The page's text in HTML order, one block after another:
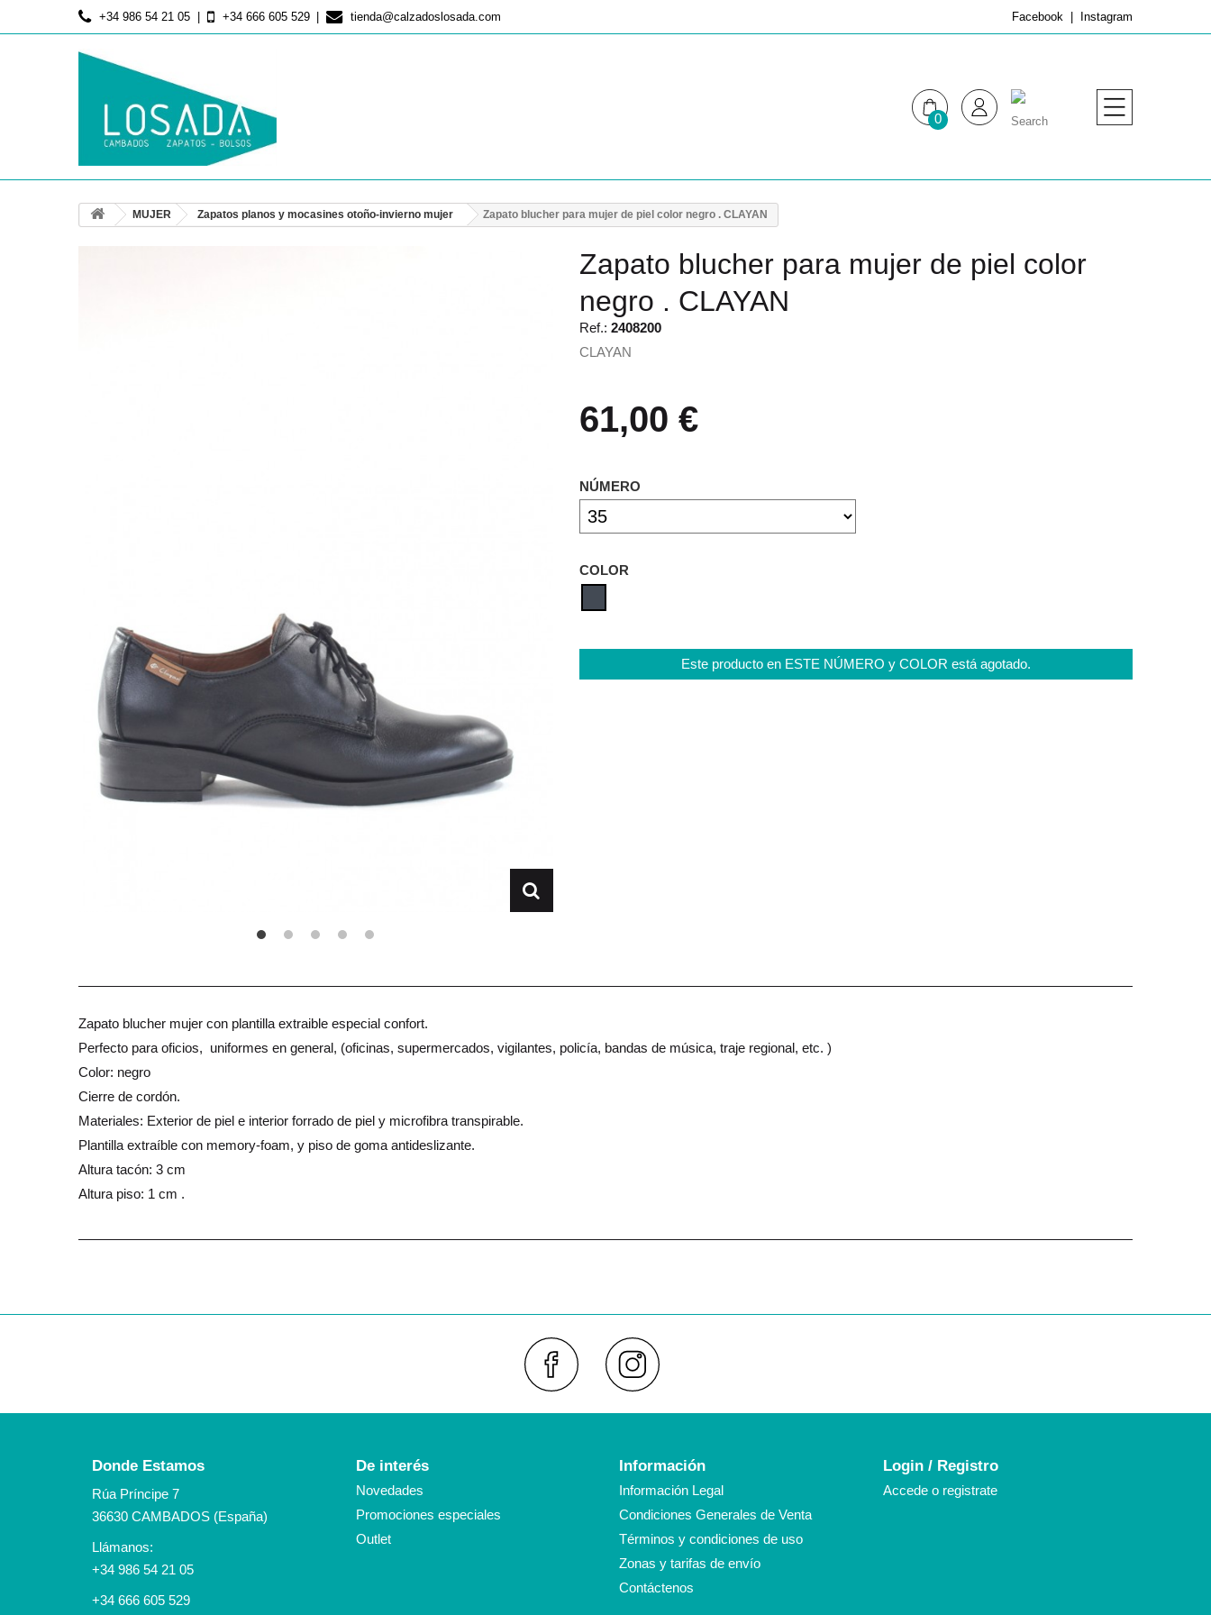
+34 986 54 21 05 +34 666 605 529 tienda@calzadoslosada.com Facebook Instagram
0
MUJER Zapatos planos y mocasines otoño-invierno mujer Zapato blucher para mujer de piel color negro . CLAYAN
Zapato blucher para mujer de piel color
negro . CLAYAN
Ref.: 2408200
CLAYAN
61,00 €
NÚMERO
COLOR
Este producto en ESTE NÚMERO y COLOR está agotado.
Zapato blucher mujer con plantilla extraible especial confort.
Perfecto para oficios, uniformes en general, (oficinas, supermercados, vigilantes, policía, bandas de música, traje regional, etc. )
Color: negro
Cierre de cordón.
Materiales: Exterior de piel e interior forrado de piel y microfibra transpirable.
Plantilla extraíble con memory-foam, y piso de goma antideslizante.
Altura tacón: 3 cm
Altura piso: 1 cm .
Facebook
Donde Estamos
Rúa Príncipe 7
36630 CAMBADOS (España)
Llámanos:
+34 986 54 21 05
+34 666 605 529
De interés
Novedades
Promociones especiales
Outlet
Información
Información Legal
Condiciones Generales de Venta
Términos y condiciones de uso
Zonas y tarifas de envío
Contáctenos
Login / Registro
Accede o registrate